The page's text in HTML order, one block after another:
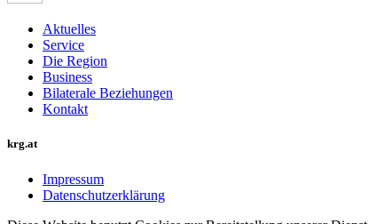
Aktuelles
Service
Die Region
Business
Bilaterale Beziehungen
Kontakt
krg.at
Impressum
Datenschutzerklärung